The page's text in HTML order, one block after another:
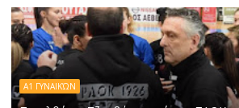
Α1 ΓΥΝΑΙΚΏΝ